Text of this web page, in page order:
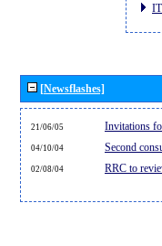
[Newsflashes]
21/06/05 Invitations
04/10/04 Second
02/08/04 RRC to